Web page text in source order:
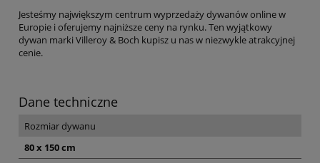
Jesteśmy największym centrum wyprzedaży dywanów online w
Europie i oferujemy najniższe ceny na rynku. Ten wyjątkowy
dywan marki Villeroy & Boch kupisz u nas w niezwykle atrakcyjnej
cenie.
Dane techniczne
Rozmiar dywanu
80 x 150 cm